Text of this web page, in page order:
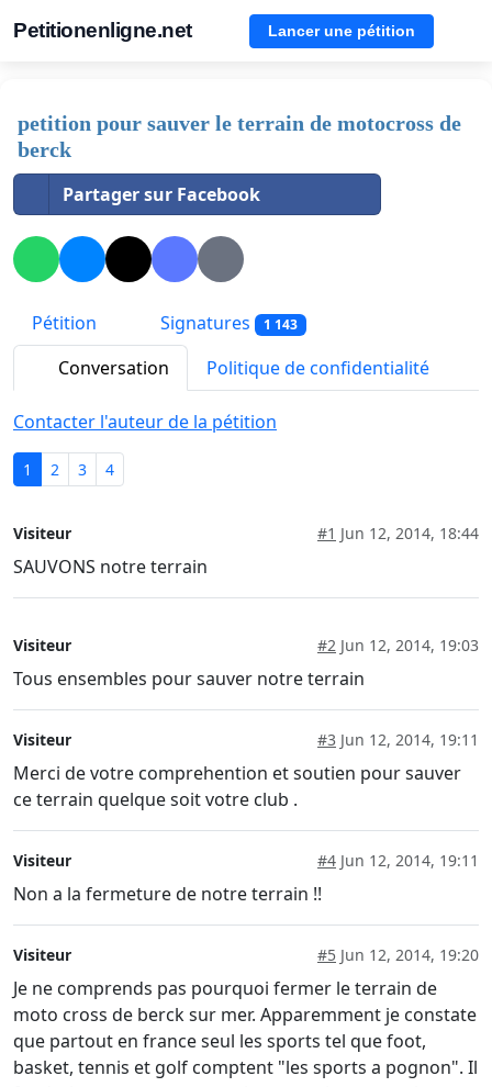
Petitionenligne.net Lancer une pétition
petition pour sauver le terrain de motocross de
berck
Partager sur Facebook
Pétition Signatures 1 143
Conversation Politique de confidentialité
Contacter l'auteur de la pétition
1 2 3 4
Visiteur #1 Jun 12, 2014, 18:44
SAUVONS notre terrain
Visiteur #2 Jun 12, 2014, 19:03
Tous ensembles pour sauver notre terrain
Visiteur #3 Jun 12, 2014, 19:11
Merci de votre comprehention et soutien pour sauver
ce terrain quelque soit votre club .
Visiteur #4 Jun 12, 2014, 19:11
Non a la fermeture de notre terrain !!
Visiteur #5 Jun 12, 2014, 19:20
Je ne comprends pas pourquoi fermer le terrain de
moto cross de berck sur mer. Apparemment je constate
que partout en france seul les sports tel que foot,
basket, tennis et golf comptent "les sports a pognon". Il